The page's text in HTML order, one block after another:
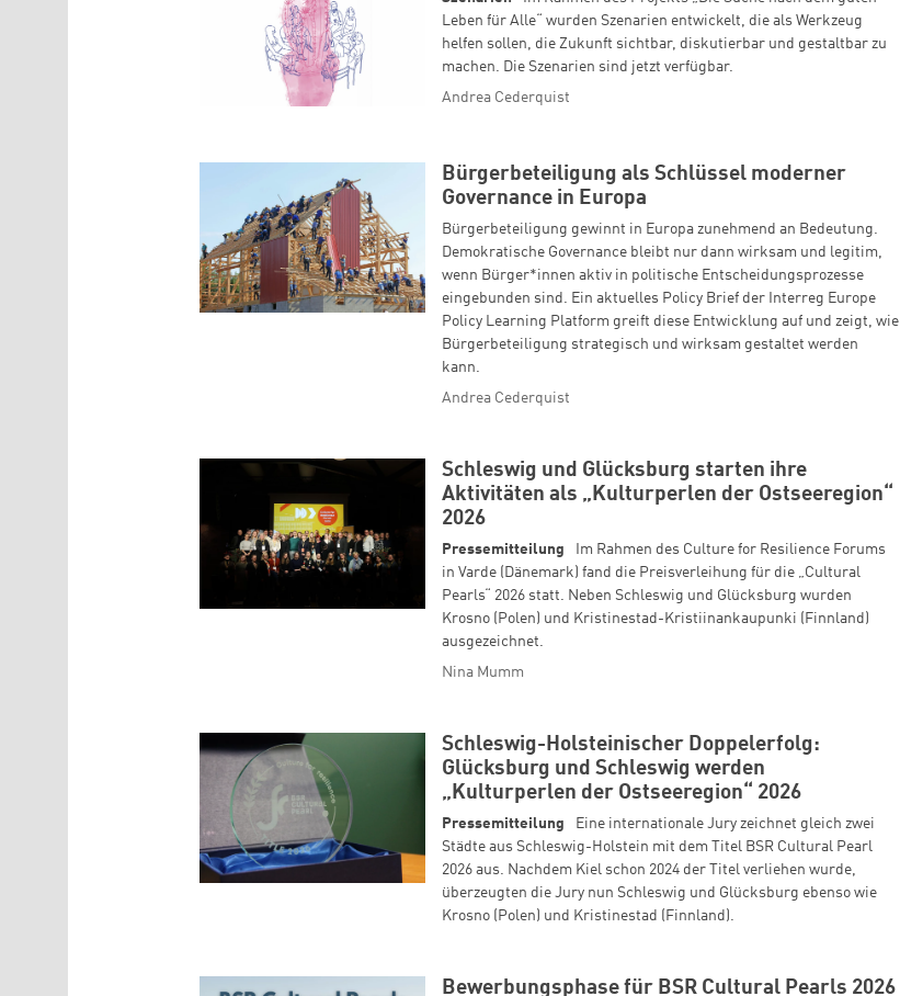
Leben für Alle“ wurden Szenarien entwickelt, die als Werkzeug
helfen sollen, die Zukunft sichtbar, diskutierbar und gestaltbar zu
machen. Die Szenarien sind jetzt verfügbar.
Andrea Cederquist
Bürgerbeteiligung als Schlüssel moderner
Governance in Europa
Bürgerbeteiligung gewinnt in Europa zunehmend an Bedeutung.
Demokratische Governance bleibt nur dann wirksam und legitim,
wenn Bürger*innen aktiv in politische Entscheidungsprozesse
eingebunden sind. Ein aktuelles Policy Brief der Interreg Europe
Policy Learning Platform greift diese Entwicklung auf und zeigt, wie
Bürgerbeteiligung strategisch und wirksam gestaltet werden
kann.
Andrea Cederquist
Schleswig und Glücksburg starten ihre
Aktivitäten als „Kulturperlen der Ostseeregion“
2026
Pressemitteilung
Im Rahmen des Culture for Resilience Forums
in Varde (Dänemark) fand die Preisverleihung für die „Cultural
Pearls“ 2026 statt. Neben Schleswig und Glücksburg wurden
Krosno (Polen) und Kristinestad-Kristiinankaupunki (Finnland)
ausgezeichnet.
Nina Mumm
Schleswig-Holsteinischer Doppelerfolg:
Glücksburg und Schleswig werden
„Kulturperlen der Ostseeregion“ 2026
Pressemitteilung
Eine internationale Jury zeichnet gleich zwei
Städte aus Schleswig-Holstein mit dem Titel BSR Cultural Pearl
2026 aus. Nachdem Kiel schon 2024 der Titel verliehen wurde,
überzeugten die Jury nun Schleswig und Glücksburg ebenso wie
Krosno (Polen) und Kristinestad (Finnland).
Bewerbungsphase für BSR Cultural Pearls 2026